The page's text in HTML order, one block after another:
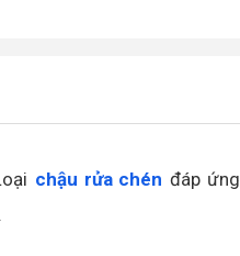
chậu rửa chén đáp ứng